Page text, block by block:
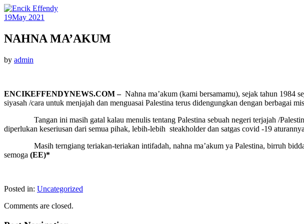
19May 2021
NAHNA MA’AKUM
by admin
ENCIKEFFENDYNEWS.COM – Nahna ma’akum (kami bersamamu), sejak tahun 1984
siyasah /cara untuk menjajah dan menguasai Palestina terus didengungkan dengan berbagai
Tangan ini masih gatal kalau menulis tentang Palestina sebuah negeri terjajah /
diperlukan keseriusan dari semua pihak, lebih-lebih steakholder dan satgas covid -19
Masih terngiang teriakan-teriakan intifadah, nahna ma’akum ya Palestina, birruh
semoga (EE)*
Posted in: Uncategorized
Comments are closed.